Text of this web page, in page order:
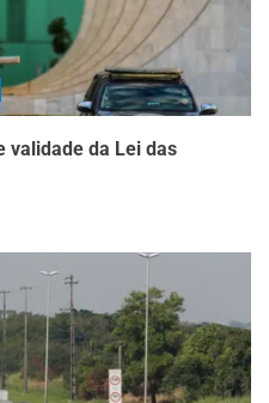
validade da Lei das